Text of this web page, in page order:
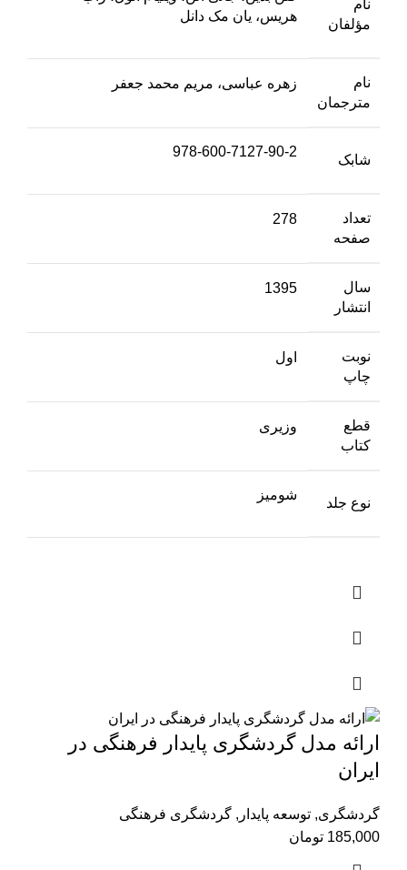
نام
مؤلفان
هریس، یان مک دانل
نام
مترجمان
زهره عباسی، مریم محمد جعفر
شابک
978-600-7127-90-2
تعداد
صفحه
278
سال
انتشار
1395
نوبت
چاپ
اول
قطع
کتاب
وزیری
نوع جلد
شومیز
ارائه مدل گردشگری پایدار فرهنگی در
ایران
گردشگری, توسعه پایدار , گردشگری فرهنگی
185,000 تومان